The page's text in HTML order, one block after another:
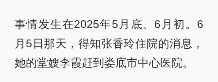
事情发生在2025年5月底、6月初。6
月5日那天，得知张香玲住院的消息，
她的堂嫂李霞赶到娄底市中心医院。